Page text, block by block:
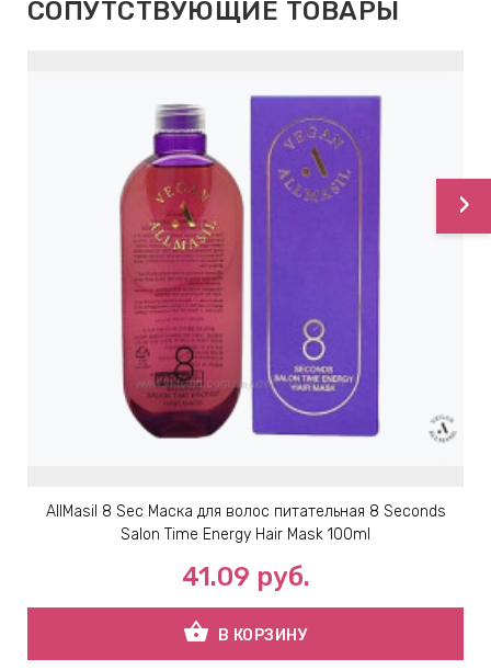
СОПУТСТВУЮЩИЕ ТОВАРЫ
AllMasil 8 Sec Маска для волос питательная 8 Seconds
Salon Time Energy Hair Mask 100ml
41.09 руб.
shopping_basket В КОРЗИНУ
›